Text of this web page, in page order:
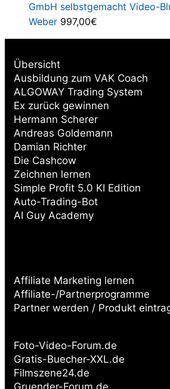
GmbH selbstgemacht Video-
Weber 997,00€
Übersicht
Ausbildung zum VAK Coach
ALGOWAY Trading System
Ex zurück gewinnen
Hermann Scherer
Andreas Goldemann
Damian Richter
Die Cashcow
Zeichnen lernen
Simple Profit 5.0 KI Edition
Auto-Trading-Bot
AI Guy Academy
Affiliate Marketing lernen
Affiliate-/Partnerprogramme
Partner werden / Produkt
Foto-Video-Forum.de
Gratis-Buecher-XXL.de
Filmszene24.de